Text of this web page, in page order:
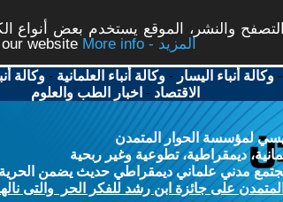
والنشر، الموقع يستخدم بعض أنواع
website
More info - المزيد
-وكالة أنباء اليسار -وكالة أنباء العلمانية -وكالة
الاقتصاد - اخبار الطب والعلوم
لمؤسسة الحوار المتمدن
ديمقراطية، تطوعية وغير ربحية
مدني علماني ديمقراطي حديث يضمن الحرية
على جائزة ابن رشد للفكر الحر والتى